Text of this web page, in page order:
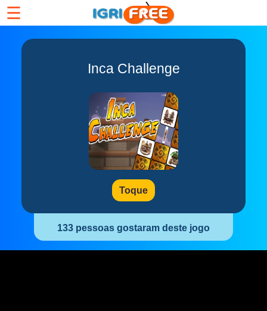
☰
Inca Challenge
Toque
133 pessoas gostaram deste jogo